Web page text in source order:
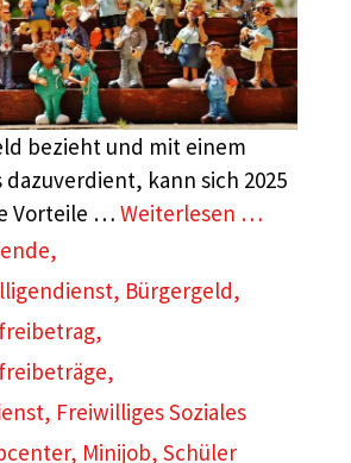
bezieht und mit einem
dazuverdient, kann sich 2025
Vorteile … Weiterlesen …
,
, Bürgergeld,
,
,
, Freiwilliges Soziales
, Minijob, Schüler